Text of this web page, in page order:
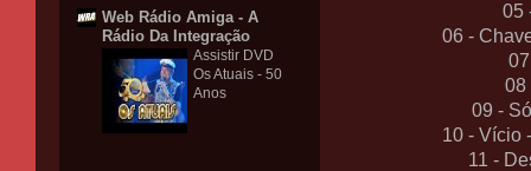
05
06 -
08
09 -
10 - Vício
11 -
Web Rádio Amiga - A
Rádio Da Integração
Assistir DVD
Os Atuais - 50
Anos